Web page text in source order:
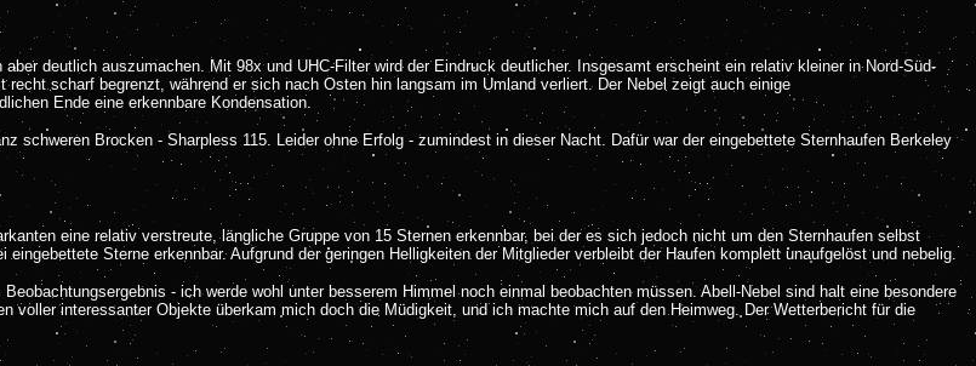
deutlich auszumachen. Mit 98x und UHC-Filter wird der Eindruck deutlicher. Insgesamt erscheint ein relativ kleiner in Nord-Süd-
scharf begrenzt, während er sich nach Osten hin langsam im Umland verliert. Der Nebel zeigt auch einige
Ende eine erkennbare Kondensation.
schweren Brocken - Sharpless 115. Leider ohne Erfolg - zumindest in dieser Nacht. Dafür war der eingebettete Sternhaufen Berkeley
eine relativ verstreute, längliche Gruppe von 15 Sternen erkennbar, bei der es sich jedoch nicht um den Sternhaufen selbst
Sterne erkennbar. Aufgrund der geringen Helligkeiten der Mitglieder verbleibt der Haufen komplett unaufgelöst und nebelig.
- ich werde wohl unter besserem Himmel noch einmal beobachten müssen. Abell-Nebel sind halt eine besondere
interessanter Objekte überkam mich doch die Müdigkeit, und ich machte mich auf den Heimweg. Der Wetterbericht für die